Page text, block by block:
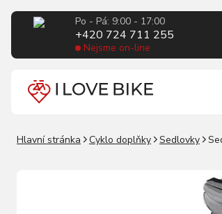
Po - Pá: 9:00 - 17:00
+420 724 711 255
Nejsme on-line
Hlavní stránka Cyklo doplňky Sedlovky